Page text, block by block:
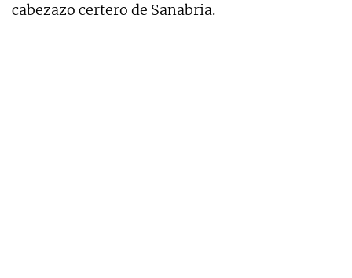
cabezazo certero de Sanabria.